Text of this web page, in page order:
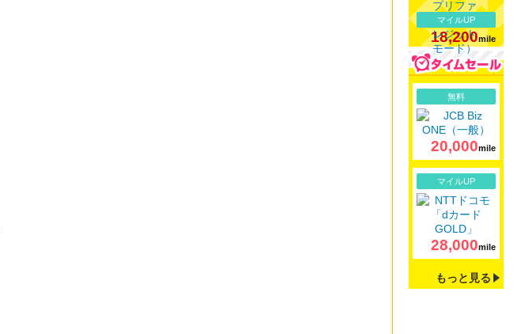
マイルUP
18,200mile
無料
20,000mile
マイルUP
28,000mile
もっと見る